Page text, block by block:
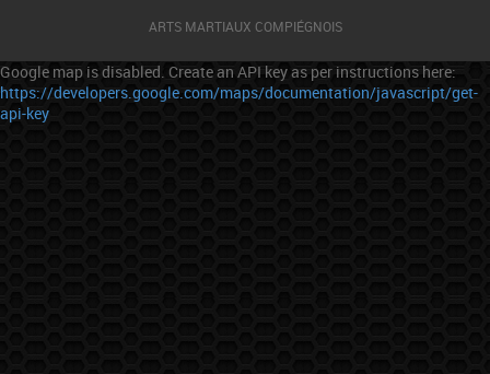
ARTS MARTIAUX COMPIÉGNOIS
Google map is disabled. Create an API key as per instructions here:
https://developers.google.com/maps/documentation/javascript/get-
api-key